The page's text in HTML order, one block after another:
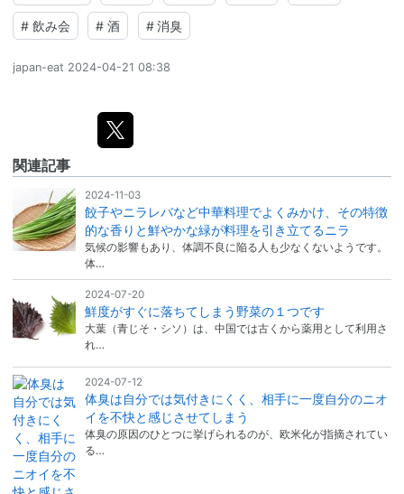
# 飲み会 # 酒 # 消臭
japan-eat 2024-04-21 08:38
関連記事
2024-11-03
餃子やニラレバなど中華料理でよくみかけ、その特徴
的な香りと鮮やかな緑が料理を引き立てるニラ
気候の影響もあり、体調不良に陥る人も少なくないようです。
体…
2024-07-20
鮮度がすぐに落ちてしまう野菜の１つです
大葉（青じそ・シソ）は、中国では古くから薬用として利用さ
れ…
2024-07-12
体臭は自分では気付きにくく、相手に一度自分のニオ
イを不快と感じさせてしまう
体臭の原因のひとつに挙げられるのが、欧米化が指摘されてい
る…